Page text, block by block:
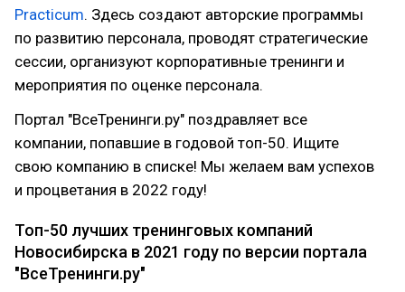
Practicum. Здесь создают авторские программы
по развитию персонала, проводят стратегические
сессии, организуют корпоративные тренинги и
мероприятия по оценке персонала.
Портал "ВсеТренинги.ру" поздравляет все
компании, попавшие в годовой топ-50. Ищите
свою компанию в списке! Мы желаем вам успехов
и процветания в 2022 году!
Топ-50 лучших тренинговых компаний
Новосибирска в 2021 году по версии портала
"ВсеТренинги.ру"